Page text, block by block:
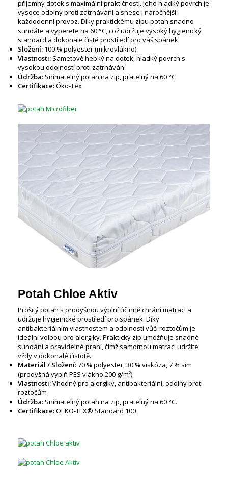
příjemný dotek s maximální praktičností. Jeho hladký povrch je
vysoce odolný proti zatrhávání a snese i náročnější
každodenní provoz. Díky praktickému zipu potah snadno
sundáte a vyperete na 60 °C, což udržuje vysoký hygienický
standard a dokonale čisté prostředí pro váš spánek.
Složení: 100 % polyester (mikrovlákno)
Vlastnosti: Sametově hebký na dotek, hladký povrch s
vysokou odolností proti zatrhávání
Údržba: Snímatelný potah na zip, pratelný na 60 °C
Certifikace:Öko-Tex
Potah Chloe Aktiv
Prošitý potah s prodyšnou výplní účinně chrání matraci a
udržuje hygienické prostředí pro spánek. Díky
antibakteriálním vlastnostem a odolnosti vůči roztočům je
ideální volbou pro alergiky. Praktický zip umožňuje snadné
sundání a pravidelné praní, čímž samotnou matraci udržíte
vždy v dokonalé čistotě.
Materiál / Složení:70 % polyester, 30 % viskóza, 7 % sim
(prodyšná výplň PES vlákno 200 g/m²)
Vlastnosti:Vhodný pro alergiky, antibakteriální, odolný proti
roztočům
Údržba: Snímatelný potah na zip, pratelný na 60 °C.
Certifikace:OEKO-TEX® Standard 100